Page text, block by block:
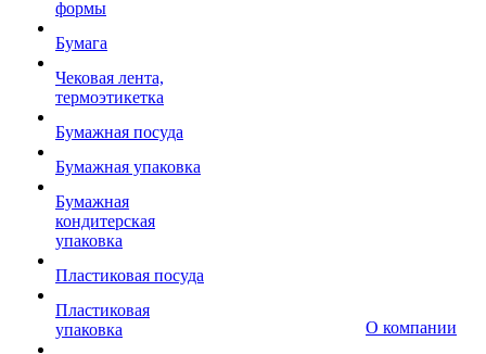
формы
Бумага
Чековая лента,
термоэтикетка
Бумажная посуда
Бумажная упаковка
Бумажная
кондитерская
упаковка
Пластиковая посуда
Пластиковая
упаковка
О компании